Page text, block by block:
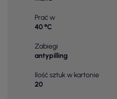
Prać w
40 °C
Zabiegi
antypilling
Ilość sztuk w kartonie
20